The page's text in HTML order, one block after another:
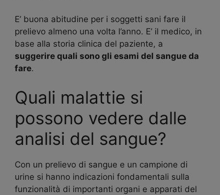
E’ buona abitudine per i soggetti sani fare il
prelievo almeno una volta l’anno. E’ il medico, in
base alla storia clinica del paziente, a
suggerire quali sono gli esami del sangue da
fare.
Quali malattie si
possono vedere dalle
analisi del sangue?
Con un prelievo di sangue e un campione di
urine si hanno indicazioni fondamentali sulla
funzionalità di importanti organi e apparati del